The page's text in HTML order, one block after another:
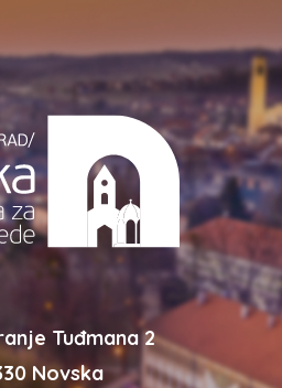
Tuđmana 2
Novska